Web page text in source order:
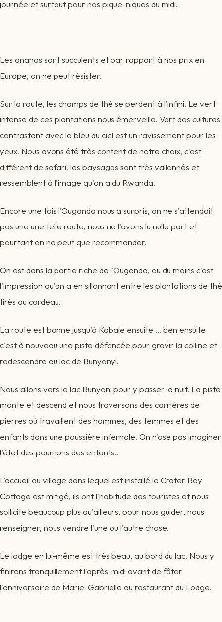
journée et surtout pour nos pique-niques du midi.
Les ananas sont succulents et par rapport à nos prix en
Europe, on ne peut résister.
Sur la route, les champs de thé se perdent à l'infini. Le vert
intense de ces plantations nous émerveille. Vert des cultures
contrastant avec le bleu du ciel est un ravissement pour les
yeux. Nous avons été très content de notre choix, c'est
différent de safari, les paysages sont très vallonnés et
ressemblent à l'image qu'on a du Rwanda.
Encore une fois l'Ouganda nous a surpris, on ne s'attendait
pas une une telle route, nous ne l'avons lu nulle part et
pourtant on ne peut que recommander.
On est dans la partie riche de l'Ouganda, ou du moins c'est
l'impression qu'on a en sillonnant entre les plantations de thé
tirés au cordeau.
La route est bonne jusqu'à Kabale ensuite ... ben ensuite
c'est à nouveau une piste défoncée pour gravir la colline et
redescendre au lac de Bunyonyi.
Nous allons vers le lac Bunyoni pour y passer la nuit. La piste
monte et descend et nous traversons des carrières de
pierres où travaillent des hommes, des femmes et des
enfants dans une poussière infernale. On n'ose pas imaginer
l'état des poumons des enfants..
L'accueil au village dans lequel est installé le Crater Bay
Cottage est mitigé, ils ont l'habitude des touristes et nous
sollicite beaucoup plus qu'ailleurs, pour nous guider, nous
renseigner, nous vendre l'une ou l'autre chose.
Le lodge en lui-même est très beau, au bord du lac. Nous y
finirons tranquillement l'après-midi avant de fêter
l'anniversaire de Marie-Gabrielle au restaurant du Lodge.